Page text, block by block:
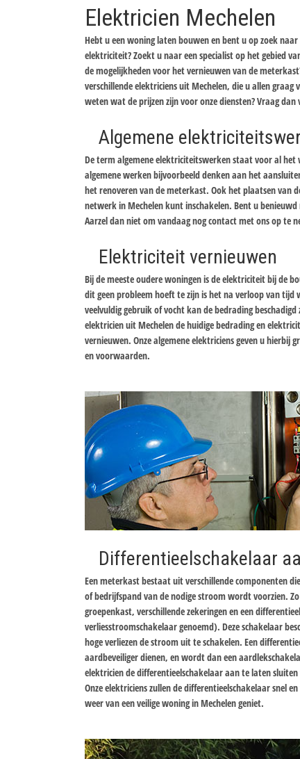
Elektricien Mechelen
Hebt u een woning laten bouwen en bent u op zoek
elektriciteit? Zoekt u naar een specialist op het gebied
de mogelijkheden voor het vernieuwen van de
verschillende elektriciens uit Mechelen, die u allen
weten wat de prijzen zijn voor onze diensten? Vraag
Algemene
De term algemene elektriciteitswerken staat voor al
algemene werken bijvoorbeeld denken aan het
het renoveren van de meterkast. Ook het plaatsen van
netwerk in Mechelen kunt inschakelen. Bent u
Aarzel dan niet om vandaag nog contact met ons op te
Elektriciteit vernieuwen
Bij de meeste oudere woningen is de elektriciteit bij de
dit geen probleem hoeft te zijn is het na verloop van
veelvuldig gebruik of vocht kan de bedrading
elektricien uit Mechelen de huidige bedrading en
vernieuwen. Onze algemene elektriciens geven u
en voorwaarden.
Differentieelschakelaar
Een meterkast bestaat uit verschillende componenten
of bedrijfspand van de nodige stroom wordt voorzien.
groepenkast, verschillende zekeringen en een
verliesstroomschakelaar genoemd). Deze schakelaar
hoge verliezen de stroom uit te schakelen. Een
aardbeveiliger dienen, en wordt dan een
elektricien de differentieelschakelaar aan te laten
Onze elektriciens zullen de differentieelschakelaar snel
weer van een veilige woning in Mechelen geniet.